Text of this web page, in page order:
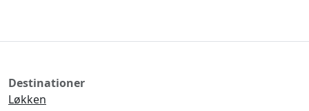
Destinationer
Løkken